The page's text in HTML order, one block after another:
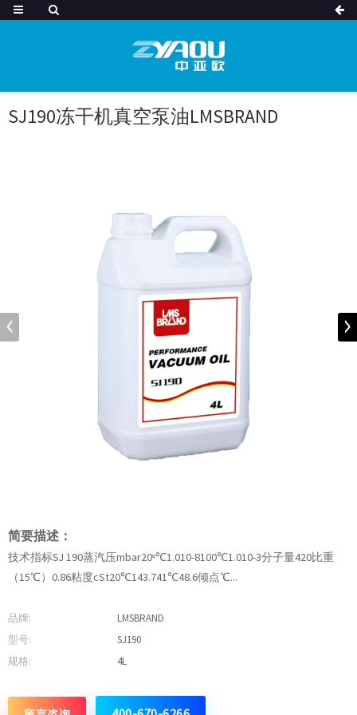
SJ190冻干机真空泵油LMSBRAND
简要描述：
技术指标SJ 190蒸汽压mbar20º℃1.010-8100℃1.010-3分子量420比重
（15℃）0.86粘度cSt20℃143.741℃48.6倾点℃...
品牌:
LMSBRAND
型号:
SJ190
规格:
4L